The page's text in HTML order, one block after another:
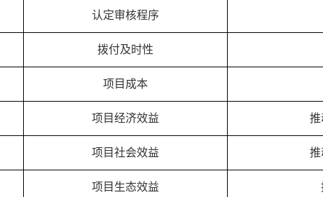
认定审核程序
拨付及时性
项目成本
项目经济效益 推
项目社会效益 推
项目生态效益